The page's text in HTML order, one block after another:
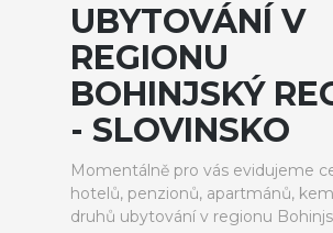
UBYTOVÁNÍ V
REGIONU
BOHINJSKÝ
- SLOVINSKO
Momentálně pro vás evidujeme
hotelů, penzionů, apartmánů,
druhů ubytování v regionu